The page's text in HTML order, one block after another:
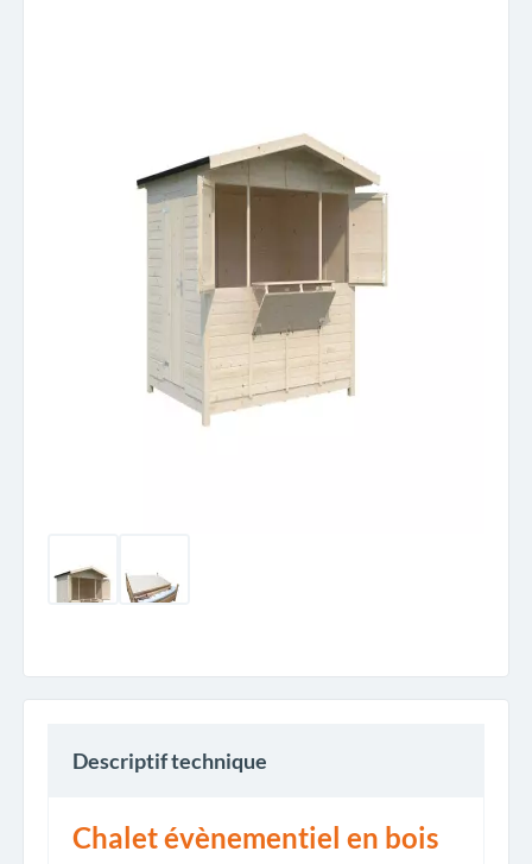
Descriptif technique
Chalet évènementiel en bois